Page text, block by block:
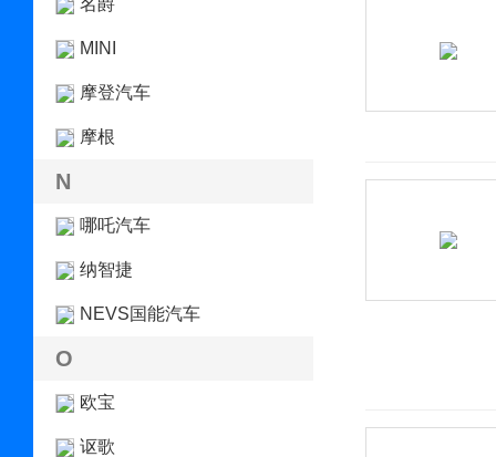
名爵
MINI
摩登汽车
摩根
N
哪吒汽车
纳智捷
NEVS国能汽车
O
欧宝
讴歌